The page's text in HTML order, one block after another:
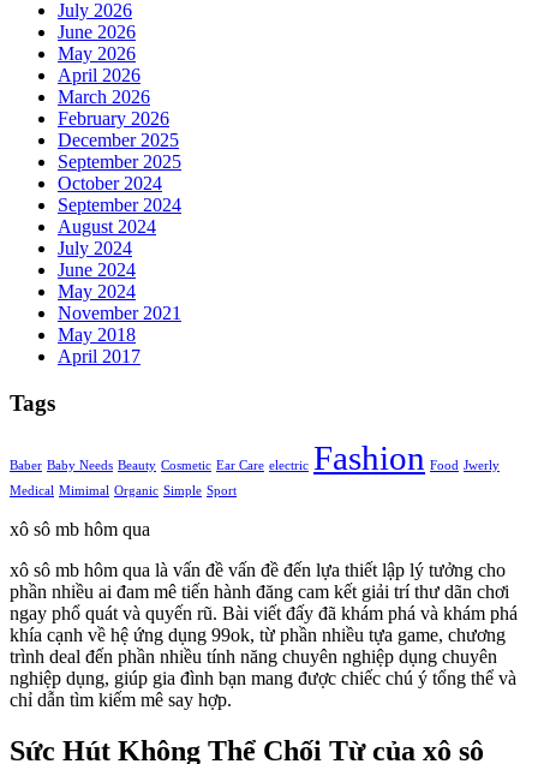
July 2026
June 2026
May 2026
April 2026
March 2026
February 2026
December 2025
September 2025
October 2024
September 2024
August 2024
July 2024
June 2024
May 2024
November 2021
May 2018
April 2017
Tags
Baber Baby Needs Beauty Cosmetic Ear Care electric Fashion Food Jwerly
Medical Mimimal Organic Simple Sport
xô sô mb hôm qua
xô sô mb hôm qua là vấn đề vấn đề đến lựa thiết lập lý tưởng cho
phần nhiều ai đam mê tiến hành đăng cam kết giải trí thư dãn chơi
ngay phổ quát và quyến rũ. Bài viết đấy đã khám phá và khám phá
khía cạnh về hệ ứng dụng 99ok, từ phần nhiều tựa game, chương
trình deal đến phần nhiều tính năng chuyên nghiệp dụng chuyên
nghiệp dụng, giúp gia đình bạn mang được chiếc chú ý tổng thể và
chỉ dẫn tìm kiếm mê say hợp.
Sức Hút Không Thể Chối Từ của xô sô